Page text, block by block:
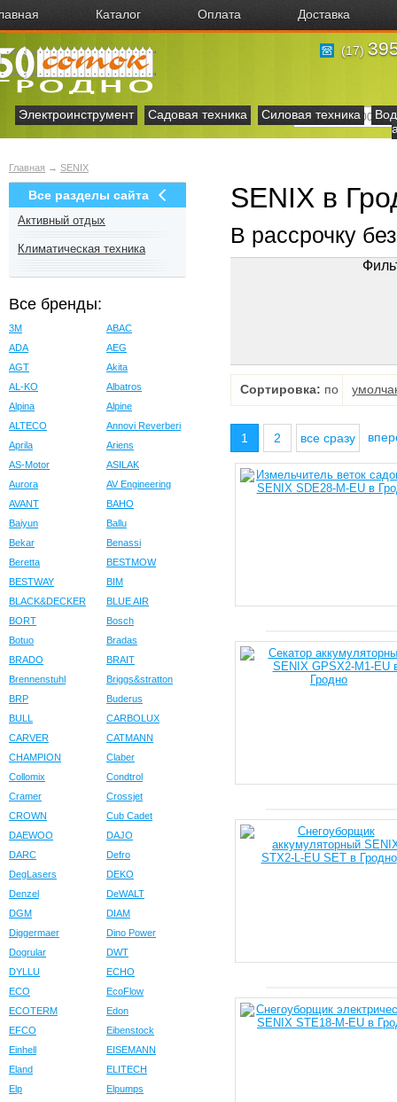
Каталог Оплата Доставка
(17)
Электроинструмент Садовая техника Силовая техника
Главная → SENIX
Все разделы сайта
Активный отдых
Климатическая техника
Все бренды:
3M
ABAC
ADA
AEG
AGT
Akita
AL-KO
Albatros
Alpina
Alpine
ALTECO
Annovi Reverberi
Aprila
Ariens
AS-Motor
ASILAK
Aurora
AV Engineering
AVANT
BAHO
Baiyun
Ballu
Bekar
Benassi
Beretta
BESTMOW
BESTWAY
BIM
BLACK&DECKER
BLUE AIR
BORT
Bosch
Botuo
Bradas
BRADO
BRAIT
Brennenstuhl
Briggs&stratton
BRP
Buderus
BULL
CARBOLUX
CARVER
CATMANN
CHAMPION
Claber
Collomix
Condtrol
Cramer
Crossjet
CROWN
Cub Cadet
DAEWOO
DAJO
DARC
Defro
DegLasers
DEKO
Denzel
DeWALT
DGM
DIAM
Diggermaer
Dino Power
Dogrular
DWT
DYLLU
ECHO
ECO
EcoFlow
ECOTERM
Edon
EFCO
Eibenstock
Einhell
EISEMANN
Eland
ELITECH
Elp
Elpumps
SENIX в
В рассрочку
Сортировка: по
1 2 все сразу